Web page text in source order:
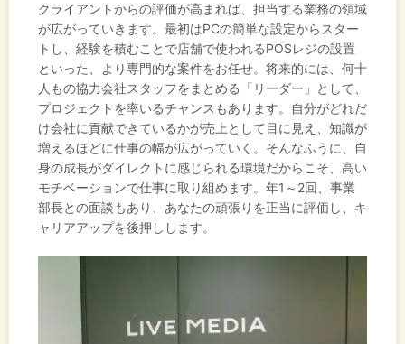
クライアントからの評価が高まれば、担当する業務の領域
が広がっていきます。最初はPCの簡単な設定からスター
トし、経験を積むことで店舗で使われるPOSレジの設置
といった、より専門的な案件をお任せ。将来的には、何十
人もの協力会社スタッフをまとめる「リーダー」として、
プロジェクトを率いるチャンスもあります。自分がどれだ
け会社に貢献できているかが売上として目に見え、知識が
増えるほどに仕事の幅が広がっていく。そんなふうに、自
身の成長がダイレクトに感じられる環境だからこそ、高い
モチベーションで仕事に取り組めます。年1～2回、事業
部長との面談もあり、あなたの頑張りを正当に評価し、キ
ャリアアップを後押しします。